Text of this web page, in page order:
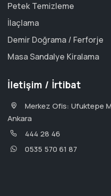
Petek Temizleme
İlaçlama
Demir Doğrama / Ferforje
Masa Sandalye Kiralama
İletişim / İrtibat
Merkez Ofis: Ufuktepe
Ankara
444 28 46
0535 570 61 87